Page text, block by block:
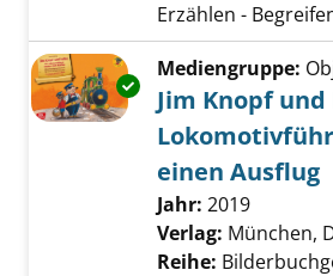
Erzählen -
Exemplar-Details von
Mediengruppe:
Jim Knopf
einen Ausflug
Suche nach diesem
Jahr: 2019
Verlag: München,
Reihe: